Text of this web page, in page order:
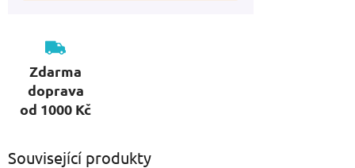
Zdarma
doprava
od 1000 Kč
Související produkty